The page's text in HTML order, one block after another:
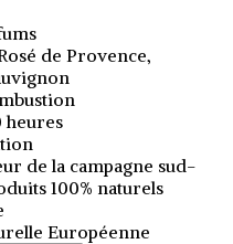
de Provence,
de la campagne sud-
100% naturels
Européenne